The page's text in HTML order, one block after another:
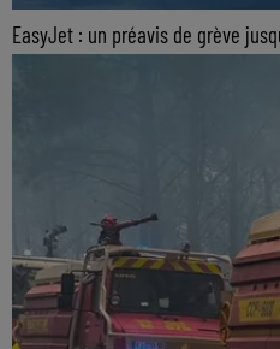
EasyJet : un préavis de grève